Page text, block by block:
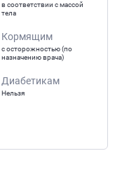
в соответствии с массой
тела
Кормящим
с осторожностью (по
назначению врача)
Диабетикам
Нельзя